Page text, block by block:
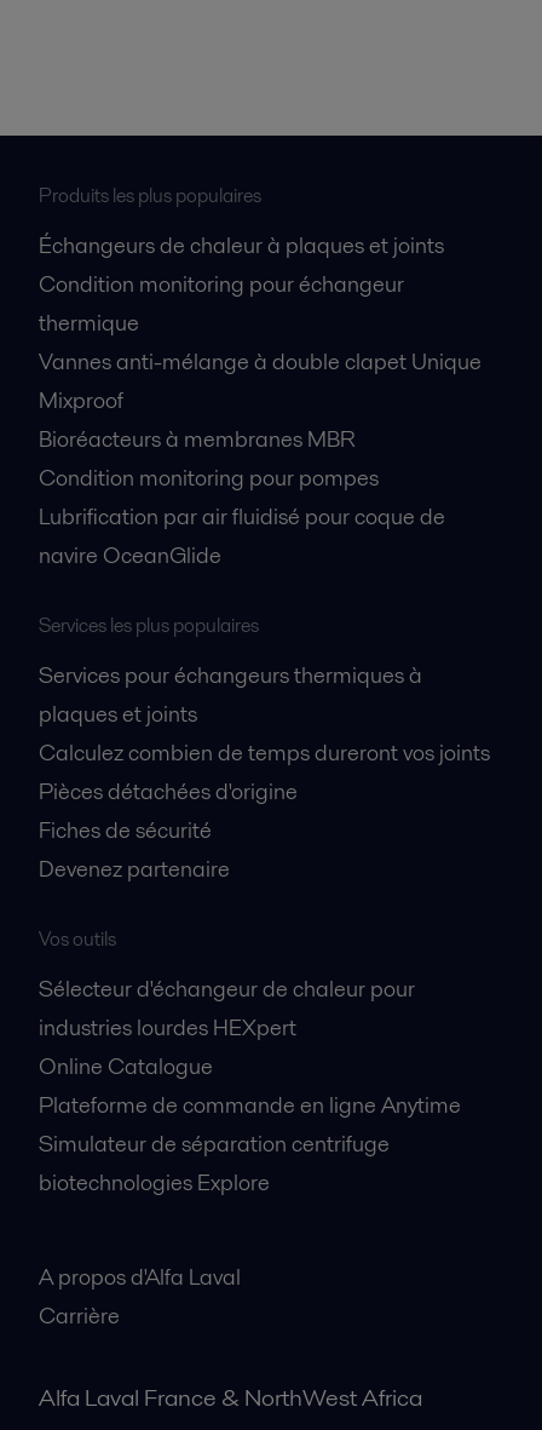
Produits les plus populaires
Échangeurs de chaleur à plaques et joints
Condition monitoring pour échangeur
thermique
Vannes anti-mélange à double clapet Unique
Mixproof
Bioréacteurs à membranes MBR
Condition monitoring pour pompes
Lubrification par air fluidisé pour coque de
navire OceanGlide
Services les plus populaires
Services pour échangeurs thermiques à
plaques et joints
Calculez combien de temps dureront vos joints
Pièces détachées d'origine
Fiches de sécurité
Devenez partenaire
Vos outils
Sélecteur d'échangeur de chaleur pour
industries lourdes HEXpert
Online Catalogue
Plateforme de commande en ligne Anytime
Simulateur de séparation centrifuge
biotechnologies Explore
A propos d'Alfa Laval
Carrière
Alfa Laval France & NorthWest Africa